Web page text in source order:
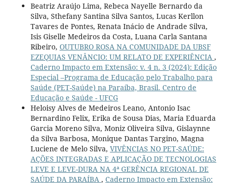
Beatriz Araújo Lima, Rebeca Nayelle Bernardo da
Silva, Sthefany Santina Silva Santos, Lucas Kerllon
Tavares de Pontes, Renata Inácio de Andrade Silva,
Isis Giselle Medeiros da Costa, Luana Carla Santana
Ribeiro, OUTUBRO ROSA NA COMUNIDADE DA UBSF
EZEQUIAS VENÂNCIO: UM RELATO DE EXPERIÊNCIA ,
Caderno Impacto em Extensão: v. 4 n. 3 (2024): Edição
Especial –Programa de Educação pelo Trabalho para
Saúde (PET-Saúde) na Paraíba, Brasil. Centro de
Educação e Saúde - UFCG
Heloisy Alves de Medeiros Leano, Antonio Isac
Bernardino Felix, Erika de Sousa Dias, Maria Eduarda
Garcia Moreno Silva, Moniz Oliveira Silva, Gislaynne
da Silva Barbosa, Monique Dantas Targino, Magna
Luciene de Melo Silva, VIVÊNCIAS NO PET-SAÚDE:
AÇÕES INTEGRADAS E APLICAÇÃO DE TECNOLOGIAS
LEVE E LEVE-DURA NA 4ª GERÊNCIA REGIONAL DE
SAÚDE DA PARAÍBA , Caderno Impacto em Extensão: